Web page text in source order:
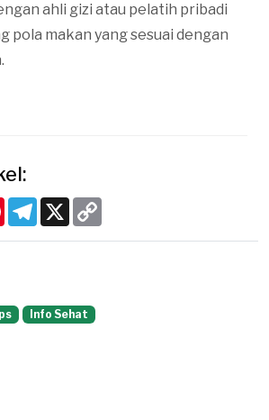
ahli gizi atau pelatih pribadi
pola makan yang sesuai dengan
PinterestTelegram
X
Info Sehat